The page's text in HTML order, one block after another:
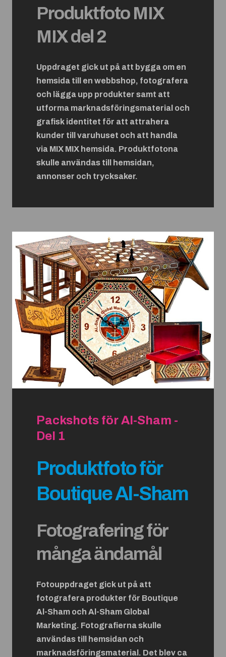
Produktfoto MIX
MIX del 2
Uppdraget gick ut på att bygga om en
hemsida till en webbshop, fotografera
och lägga upp produkter samt att
utforma marknadsföringsmaterial och
grafisk identitet för att attrahera
kunder till varuhuset och att handla
via MIX MIX hemsida. Produktfotona
skulle användas till hemsidan,
annonser och trycksaker.
Packshots för Al-Sham -
Del 1
Produktfoto för
Boutique Al-Sham
Fotografering för
många ändamål
Fotouppdraget gick ut på att
fotografera produkter för Boutique
Al-Sham och Al-Sham Global
Marketing. Fotografierna skulle
användas till hemsidan och
marknadsföringsmaterial. Det blev ca